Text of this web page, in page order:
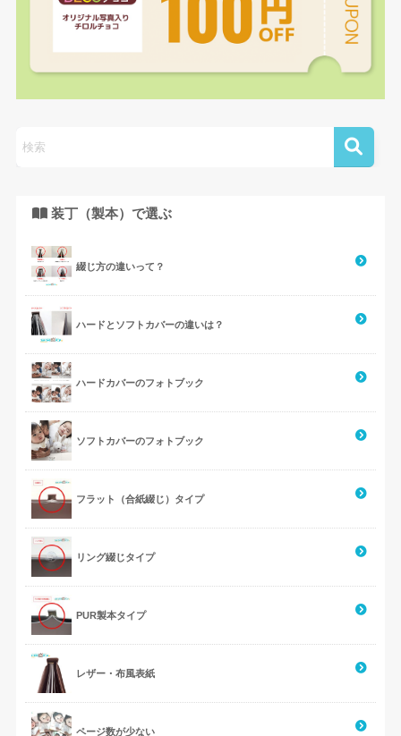
装丁（製本）で選ぶ
綴じ方の違いって？
ハードとソフトカバーの違いは？
ハードカバーのフォトブック
ソフトカバーのフォトブック
フラット（合紙綴じ）タイプ
リング綴じタイプ
PUR製本タイプ
レザー・布風表紙
ページ数が少ない